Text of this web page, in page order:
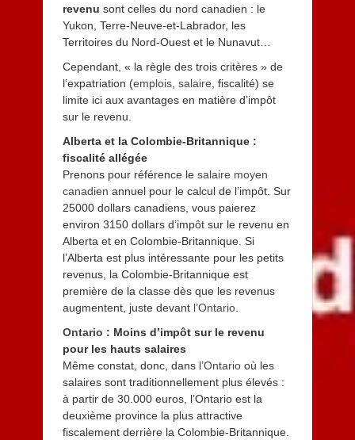
revenu sont celles du nord canadien : le
Yukon, Terre-Neuve-et-Labrador, les
Territoires du Nord-Ouest et le Nunavut…
Cependant, « la règle des trois critères » de
l’expatriation (emplois, salaire, fiscalité) se
limite ici aux avantages en matière d’impôt
sur le revenu.
Alberta et la Colombie-Britannique :
fiscalité allégée
Prenons pour référence le salaire moyen
canadien annuel pour le calcul de l’impôt. Sur
25000 dollars canadiens, vous paierez
environ 3150 dollars d’impôt sur le revenu en
Alberta et en Colombie-Britannique. Si
l’Alberta est plus intéressante pour les petits
revenus, la Colombie-Britannique est
première de la classe dès que les revenus
augmentent, juste devant l’Ontario.
Ontario : Moins d’impôt sur le revenu
pour les hauts salaires
Même constat, donc, dans l’Ontariooù les
salaires sont traditionnellement plus élevés :
à partir de 30.000 euros, l’Ontario est la
deuxième province la plus attractive
fiscalement derrière la Colombie-Britannique.